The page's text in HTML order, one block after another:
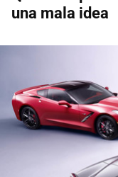
una mala idea